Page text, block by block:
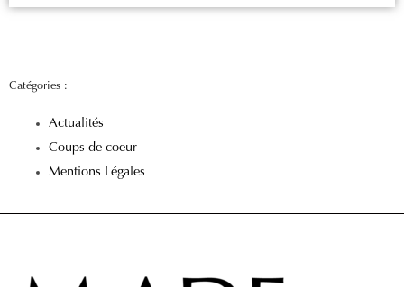
Catégories :
Actualités
Coups de coeur
Mentions Légales